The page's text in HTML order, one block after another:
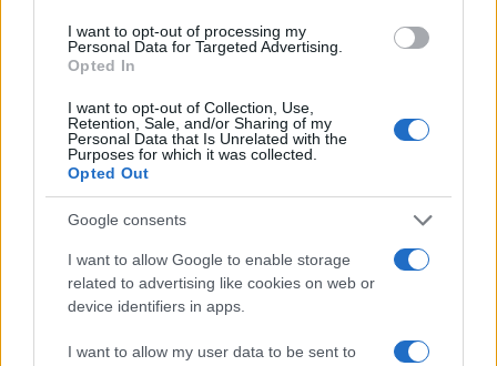
I want to opt-out of processing my
Personal Data for Targeted Advertising.
Opted In
I want to opt-out of Collection, Use,
Retention, Sale, and/or Sharing of my
Personal Data that Is Unrelated with the
Purposes for which it was collected.
Opted Out
Google consents
I want to allow Google to enable storage
related to advertising like cookies on web or
device identifiers in apps.
I want to allow my user data to be sent to
Ο Γιάννης Φακίνος αποκάλυψε πώς έγινε
viral το τραγούδι του «Λογαριασμός» που
ερμηνεύει η Κατερίνα Λιόλιου
Σέρρες: Βίντεο ντοκουμέντο από το
τροχαίο με νεκρούς μητέρα και γιο – Ο
οδηγός του φορτηγού κατέγραψε τη
σύγκρουση
Έρχεται τριήμερο με 40άρια και ισχυρά
μελτέμια - Οι περιοχές που θα είναι πιο
Στα Χανιά για ολιγοήμερες διακοπές ο
Κυριάκος Μητσοτάκης με την σύζυγό του
Μαρέβα